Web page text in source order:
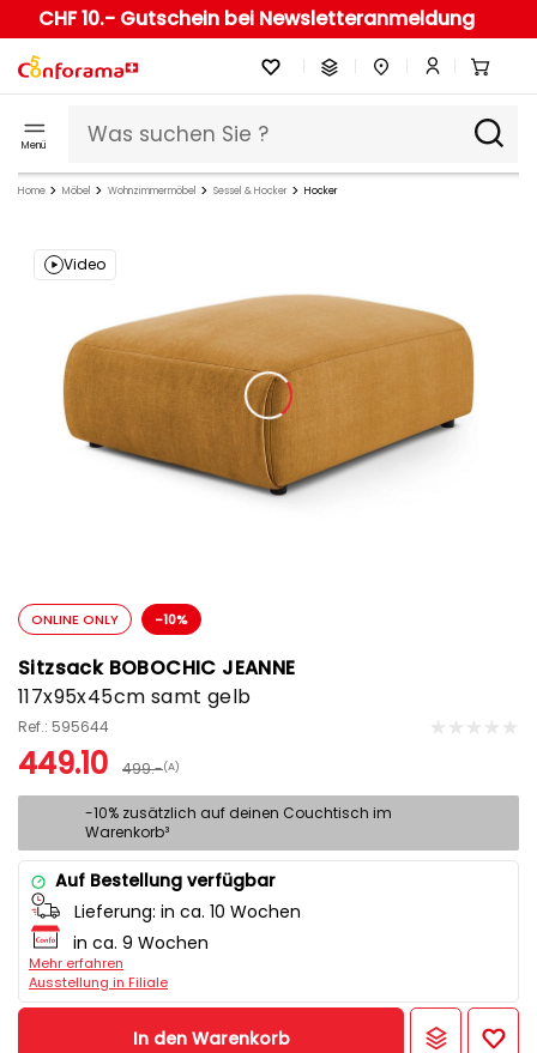
CHF 10.- Gutschein bei Newsletteranmeldung
Menü
Home Möbel Wohnzimmermöbel Sessel & Hocker Hocker
Video
ONLINE ONLY -10%
Sitzsack BOBOCHIC JEANNE
117x95x45cm samt gelb
Ref.: 595644
449.10 499.-(A)
-10% zusätzlich auf deinen Couchtisch im
Warenkorb³
Auf Bestellung verfügbar
Lieferung: in ca. 10 Wochen
in ca. 9 Wochen
Mehr erfahren
Ausstellung in Filiale
In den Warenkorb